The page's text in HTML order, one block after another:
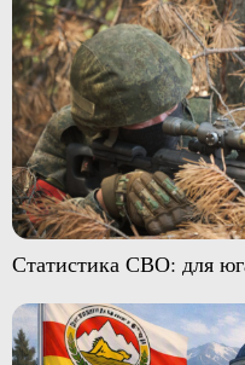
Статистика СВО: для